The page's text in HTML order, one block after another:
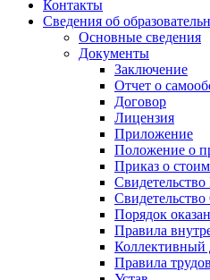
Контакты
Сведения об
Основные сведения
Документы
Заключение
Отчет о
Договор
Лицензия
Приложение
Положение о
Приказ о
Порядок
Правила
Коллективный
Правила